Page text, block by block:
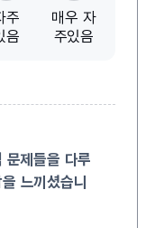
주
음
매우 자
주있음
문제들을 다루
느끼셨습니